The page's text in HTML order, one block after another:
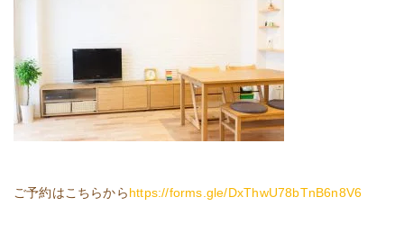
ご予約はこちらからhttps://forms.gle/DxThwU78bTnB6n8V6